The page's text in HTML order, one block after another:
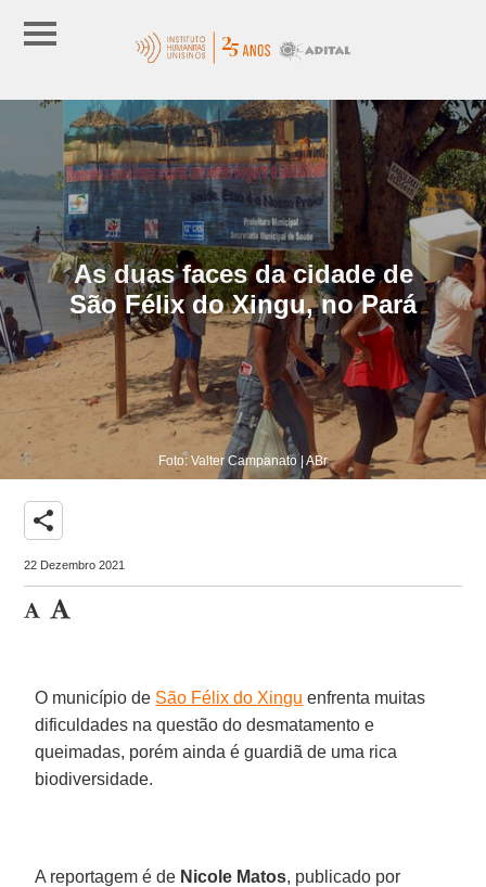
As duas faces da cidade de
São Félix do Xingu, no Pará
Foto: Valter Campanato | ABr
share
22 Dezembro 2021
O município de São Félix do Xingu enfrenta muitas
dificuldades na questão do desmatamento e
queimadas, porém ainda é guardiã de uma rica
biodiversidade.
A reportagem é de Nicole Matos, publicado por